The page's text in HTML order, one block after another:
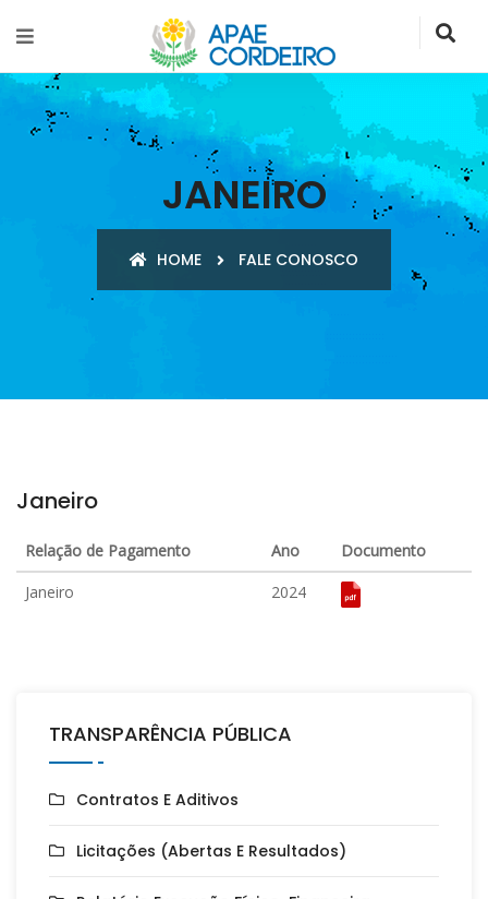
JANEIRO
HOME FALE CONOSCO
Janeiro
Relação de Pagamento Ano
Documento
Janeiro
2024
TRANSPARÊNCIA PÚBLICA
Contratos E Aditivos
Licitações (Abertas E Resultados)